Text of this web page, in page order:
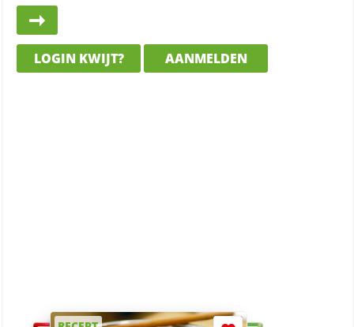
LOGIN KWIJT? AANMELDEN